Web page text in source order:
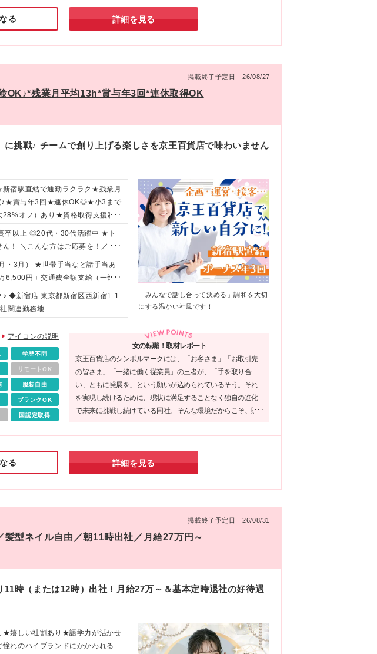
イグラス 天神VIORO店 ※(変更の範
メしたい企業です◎
る 詳細を見る
掲載終了予定日 26/08/27
OK♪*残業月平均13h*賞与年3回*連休取得OK
挑戦♪ チームで創り上げる楽しさを京王百貨店で味わいません
宿駅直結で通勤ラクラク★残業月
♪★賞与年3回★連休OK◎★小3まで
オフ）あり★資格取得支援制
卒以上 ◎20代・30代活躍中 ★ト
！ ＼こんな方はご応募を！／ □
ことを仕事にしたい □自分がとき
ームワークを大事に働ける □安定
産後も長く仕事を続けたい
・3月） ★世帯手当など諸手当あ
円＋交通費全額支給（一部
代全額支給 ※経験により決定しま
給（実際は月13時間程度です）
条件に変動はありません 《 諸手
、世帯手当など 《 昇給 》 年1回
月、12月、3月） ※3月（年度末）
◆新宿店 東京都新宿区西新宿1-1-
関連勤務地
「みんなで話し合って決める」調和を大切
にする温かい社風です！
アイコンの説明
学歴不問
リモートOK
服装自由
ブランクOK
国認定取得
女の転職！取材レポート
京王百貨店のシンボルマークには、「お客さま」「お取引先
の皆さま」「一緒に働く従業員」の三者が、「手を取り合
い、ともに発展を」という願いが込められているそう。それ
を実現し続けるために、現状に満足することなく独自の進化
で未来に挑戦し続けている同社。そんな環境だからこそ、販
未経験者はもちろん、経験者にとっても刺激ある環境が待っ
ているはずです。
る 詳細を見る
掲載終了予定日 26/08/31
型ネイル自由／朝11時出社／月給27万円～
11時（または12時）出社！月給27万～＆基本定時退社の好待遇
嬉しい社割あり★語学力が活かせ
れのハイブランドにかかわれる